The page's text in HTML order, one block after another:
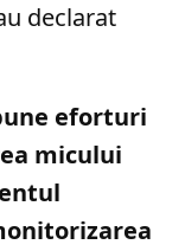
declarat
eforturi
micului